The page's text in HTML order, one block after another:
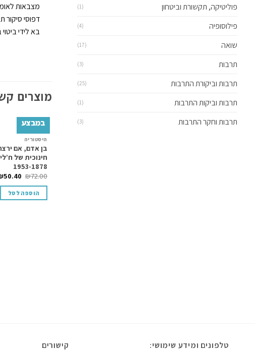
פוליטיקה, תקשורת וביטחון (1)
פילוסופיה (4)
שואה (17)
תרבות (3)
תרבות וביקורת התרבות (25)
תרבות וביקות התרבות (1)
תרבות וחקר התרבות (3)
מצבאות
דפוסי
בא לידי
מוצרים
במבצע
היסטוריה
בן אדם, אם
חינוכית של
1953-1878
₪72.00
50.40
הוספה לסל
טלפונים ומידע שימושי: קישורים